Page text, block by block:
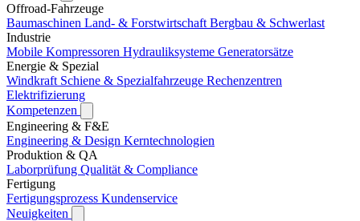
Offroad-Fahrzeuge
Baumaschinen Land- & Forstwirtschaft Bergbau & Schwerlast
Industrie
Mobile Kompressoren Hydrauliksysteme Generatorsätze
Energie & Spezial
Windkraft Schiene & Spezialfahrzeuge Rechenzentren
Elektrifizierung
Kompetenzen
Engineering & F&E
Engineering & Design Kerntechnologien
Produktion & QA
Laborprüfung Qualität & Compliance
Fertigung
Fertigungsprozess Kundenservice
Neuigkeiten